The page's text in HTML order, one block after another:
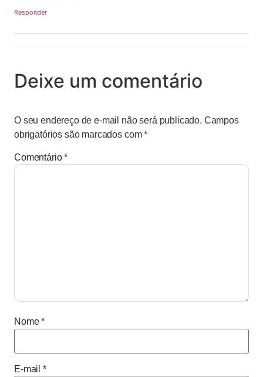
Responder
Deixe um comentário
O seu endereço de e-mail não será publicado. Campos
obrigatórios são marcados com*
Comentário*
Nome*
E-mail *